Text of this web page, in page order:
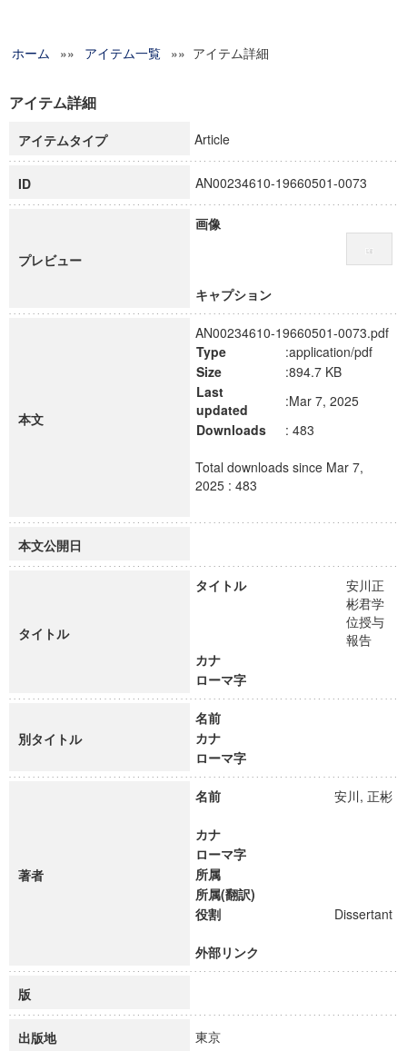
グローバルリサーチインスティテュート
科学研究費補助金研究成果報告書
慶應義塾大学グローバルCOEプログラム市民社会ガバナンス
慶應義塾大学グローバルCOEプログラム論理と感性の先端的
博士課程教育リーディングプログラム「超成熟社会発展のサ
学術雑誌掲載論文等(8)
ホーム »» アイテム一覧 »» アイテム詳細
アイテム詳細
アイテムタイプ Article
ID AN00234610-19660501-0073
プレビュー
画像
キャプション
本文
AN00234610-19660501-0073.pdf
Type
:application/pdf
Size
:894.7 KB
Last
updated
:Mar 7, 2025
Downloads
: 483
Total downloads since Mar 7,
2025 : 483
本文公開日
タイトル
タイトル
安川正
彬君学
位授与
報告
カナ
ローマ字
別タイトル
名前
カナ
ローマ字
著者
名前 安川, 正彬
カナ
ローマ字
所属
所属(翻訳)
役割
Dissertant
外部リンク
版
出版地 東京